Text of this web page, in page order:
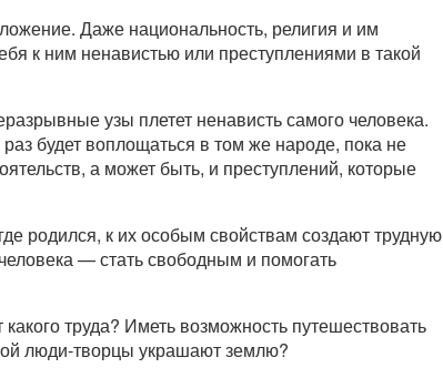
Даже национальность, религия и им
к ним ненавистью или преступлениями в такой
узы плетет ненависть самого человека.
будет воплощаться в том же народе, пока не
а может быть, и преступлений, которые
родился, к их особым свойствам создают трудную
— стать свободным и помогать
труда? Иметь возможность путешествовать
люди-творцы украшают землю?